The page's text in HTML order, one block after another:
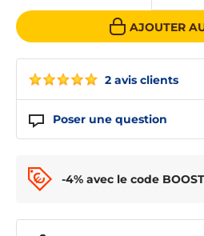
2 avis clients
Poser une question
AJOUTER
-4% avec le code BOOST